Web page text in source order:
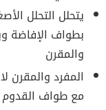
يتحلل التحلل
بطواف الإفاضة
والمقرن
المفرد والمقرن
مع طواف